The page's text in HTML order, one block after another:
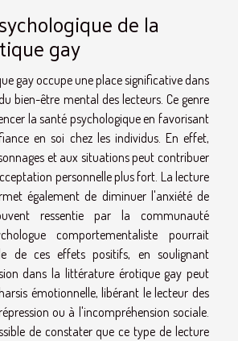
de la
gay
gay occupe une place significative dans
bien-être mental des lecteurs. Ce genre
la santé psychologique en favorisant
en soi chez les individus. En effet,
et aux situations peut contribuer
personnelle plus fort. La lecture
également de diminuer l'anxiété de
ressentie par la communauté
comportementaliste pourrait
de ces effets positifs, en soulignant
dans la littérature érotique gay peut
émotionnelle, libérant le lecteur des
ou à l'incompréhension sociale.
de constater que ce type de lecture